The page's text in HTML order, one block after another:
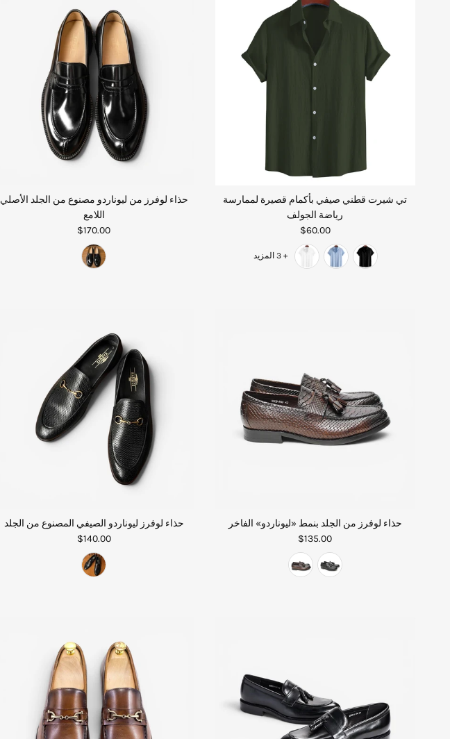
تي شيرت قطني صيفي بأكمام قصيرة لممارسة
رياضة الجولف
$60.00
+ 3 المزيد
حذاء لوفرز من ليوناردو مصنوع من الجلد الأصلي
اللامع
$170.00
حذاء لوفرز من الجلد بنمط «ليوناردو» الفاخر
$135.00
حذاء لوفرز ليوناردو الصيفي المصنوع من الجلد
$140.00